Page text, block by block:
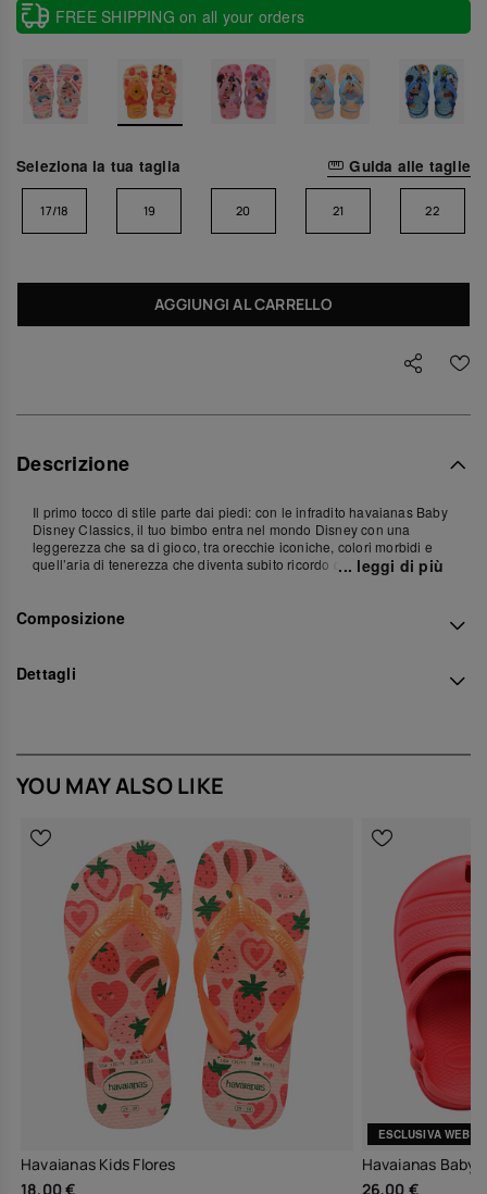
FREE SHIPPING on all your orders
Seleziona la tua taglia Guida alle taglie
17/18 19 20 21 22
AGGIUNGI AL CARRELLO
Descrizione
Il primo tocco di stile parte dai piedi: con le infradito havaianas Baby
Disney Classics, il tuo bimbo entra nel mondo Disney con una
leggerezza che sa di gioco, tra orecchie iconiche, colori morbidi e
quell’aria di tenerezza che diventa subito ricordo di famiglia.
movimento: i primi passi, le corse ancora un po’ goffe, il bisogno di
sentirsi quasi scalzi ma protetti. Il cinturino morbido che abbraccia il
flessibile segue l’appoggio naturale, così ogni passo è comodo e
leggero.
piccolo gioiello in miniatura, mentre la texture della suola e delle
pelle delicata dei più piccoli e per uno stile che si riconosce subito,
Design e stile
Linea compatta, proporzioni studiate per il piede dei più piccoli
e fascette che avvolgono senza appesantire.
Colori vivaci ma armoniosi, stampe Disney dolci e grafiche
pulite che mantengono l’infradito baby curato anche nel gioco.
Dettaglio iconico: il pin con le orecchie del personaggio sulla
fascetta frontale, firma giocosa e immediatamente riconoscibile
di havaianas.
Comfort e vestibilità
Materiali morbidi e piacevoli al tatto, pensati per una
sensazione di comfort naturale fin dal primo utilizzo.
Struttura leggera che segue i movimenti, tra passeggino,
tappeto gioco e primi passi all’aria aperta.
Facili da indossare e togliere, diventano il gesto quotidiano che
il tuo bimbo impara a riconoscere come parte del suo piccolo
rituale.
... leggi di più
Composizione
Dettagli
YOU MAY ALSO LIKE
Havaianas Kids Flores
18,00 €
ESCLUSIVA WEB
Havaianas Baby
26,00 €